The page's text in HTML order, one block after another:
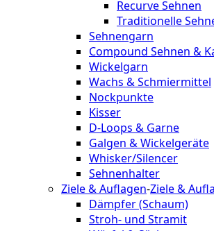
Recurve Sehnen
Traditionelle
Sehnengarn
Compound Sehnen &
Wickelgarn
Wachs & Schmiermittel
Nockpunkte
Kisser
D-Loops & Garne
Galgen & Wickelgeräte
Whisker/Silencer
Sehnenhalter
Ziele & Auflagen-Ziele &
Dämpfer (Schaum)
Stroh- und Stramit